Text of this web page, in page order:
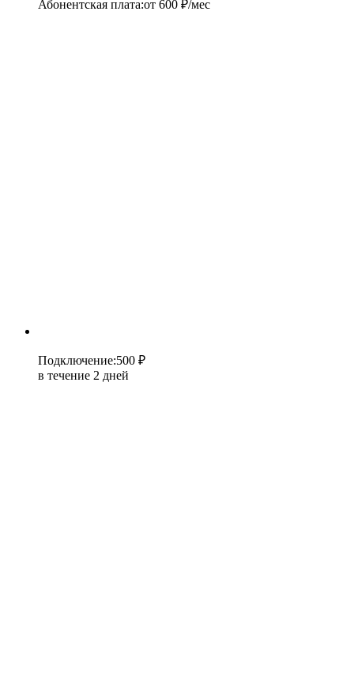
Абонентская плата:от 600 ₽/мес
Подключение:500 ₽
в течение 2 дней